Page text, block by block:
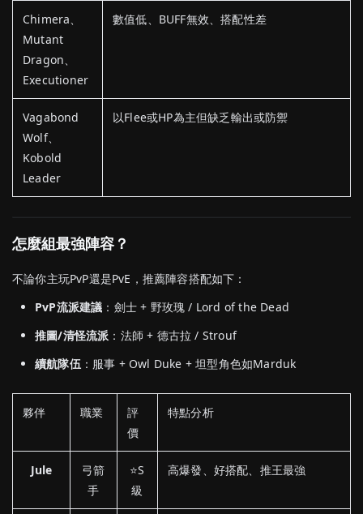
Chimera、
Mutant
Dragon、
Executioner
數值低、 BUFF無效、搭配性差
Vagabond
Wolf、
Kobold
Leader
以Flee或HP為主但缺乏輸出或防禦
怎麼組最強陣容？
不論你主玩PvP還是PvE， 推薦陣容搭配如下：
PvP流派建議 ： 劍士 + 野玫瑰 / Lord ofthe Dead
推圖/清怪流派 ： 法師 + 德古拉 / Strouf
續航隊伍： 服事 + Owl Duke +坦型角色如Marduk
夥伴 職業
評
價
特點分析
Jule
弓箭
手
⭐S
級
高爆發、好搭配、推王最強